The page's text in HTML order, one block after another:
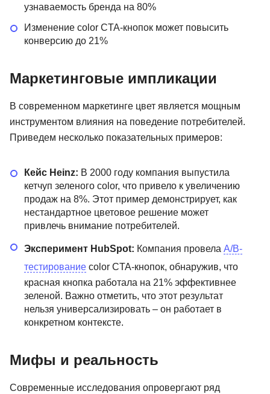
узнаваемость бренда на 80%
Изменение color CTA-кнопок может повысить
конверсию до 21%
Маркетинговые импликации
В современном маркетинге цвет является мощным
инструментом влияния на поведение потребителей.
Приведем несколько показательных примеров:
Кейс Heinz: В 2000 году компания выпустила
кетчуп зеленого color, что привело к увеличению
продаж на 8%. Этот пример демонстрирует, как
нестандартное цветовое решение может
привлечь внимание потребителей.
Эксперимент HubSpot: Компания провела A/B-
тестирование color CTA-кнопок, обнаружив, что
красная кнопка работала на 21% эффективнее
зеленой. Важно отметить, что этот результат
нельзя универсализировать – он работает в
конкретном контексте.
Мифы и реальность
Современные исследования опровергают ряд